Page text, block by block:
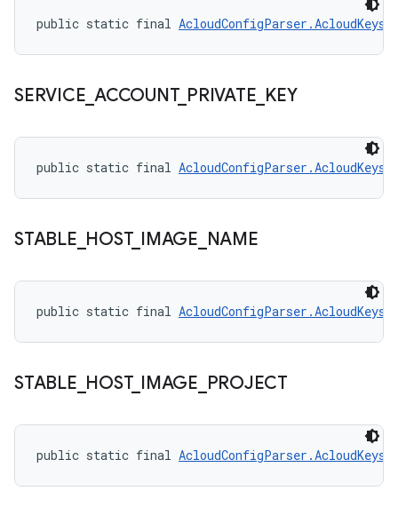
public static final AcloudConfigParser.AcloudKeys
SERVICE ACCOUNT_ PRIVATE KEY
public static final AcloudConfigParser.AcloudKeys
STABLE HOST_ IMAGE NAME
public static final AcloudConfigParser.AcloudKeys
STABLE HOST_ IMAGE PROJECT
public static final AcloudConfigParser.AcloudKeys